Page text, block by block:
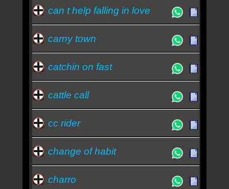
can t help falling in love
carny town
catchin on fast
cattle call
cc rider
change of habit
charro